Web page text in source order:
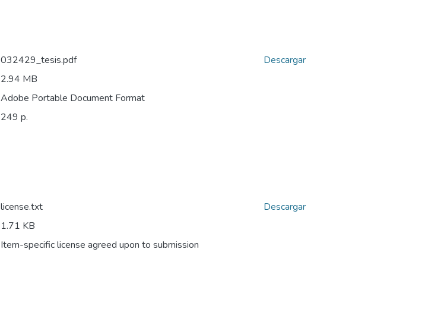
032429_tesis.pdf
2.94 MB
Adobe Portable Document Format
249 p.
Descargar
license.txt
1.71 KB
Item-specific license agreed upon to submission
Descargar